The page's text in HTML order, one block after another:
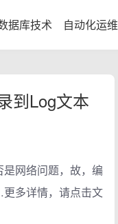
据库技术 自动化运维
到Log文本
网络问题，故，编
多详情，请点击文